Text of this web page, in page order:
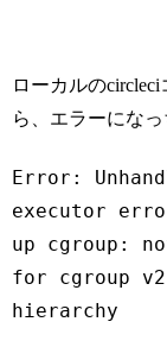
ローカルの
ら、エラーにな
Error:
executor
up cgroup:
for cgroup
hierarchy